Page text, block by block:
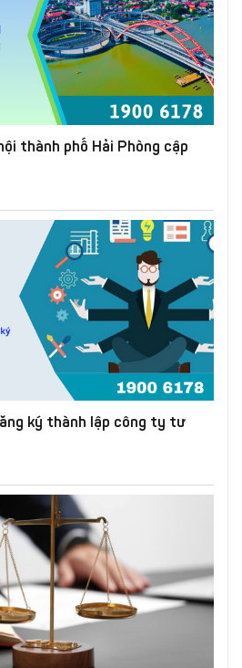
thành phố Hải Phòng cập
ký thành lập công ty tư